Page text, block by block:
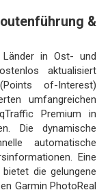
&
in Ost- und
aktualisiert
of-Interest)
umfangreichen
Premium in
Die dynamische
automatische
Eine
die gelungene
Garmin PhotoReal